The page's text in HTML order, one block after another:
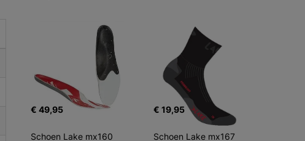
€ 49,95 € 19,95
Schoen Lake mx160
Schoen Lake mx167